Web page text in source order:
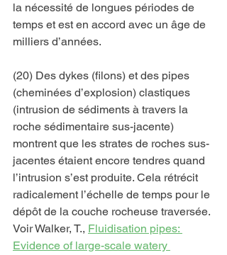
la nécessité de longues périodes de
temps et est en accord avec un âge de
milliers d’années.
(20) Des dykes (filons) et des pipes
(cheminées d’explosion) clastiques
(intrusion de sédiments à travers la
roche sédimentaire sus-jacente)
montrent que les strates de roches sus-
jacentes étaient encore tendres quand
l’intrusion s’est produite. Cela rétrécit
radicalement l’échelle de temps pour le
dépôt de la couche rocheuse traversée.
Voir Walker, T., Fluidisation pipes:
Evidence of large-scale watery